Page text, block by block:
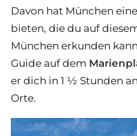
Davon hat München
bieten, die du auf
München erkunden
Guide auf dem
er dich in 1 ½ Stunden
Orte.